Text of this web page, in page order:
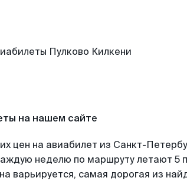
на нашем сайте
цен на авиабилет из Санкт-
неделю по маршруту летают 5
варьируется, самая дорогая из